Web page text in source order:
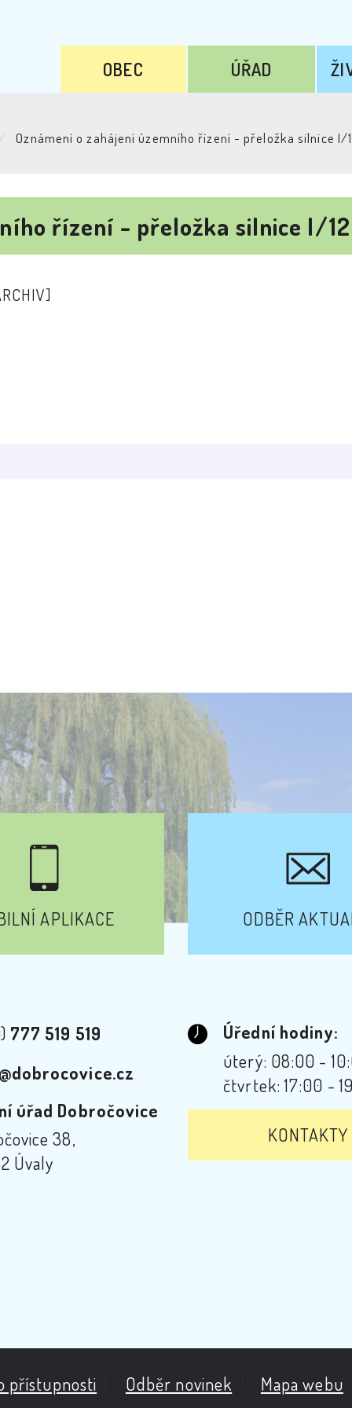
OBEC ÚŘAD
Oznámení o zahájení územního řízení - přeložka silnice I/
řízení - přeložka silnice I/
APLIKACE ODBĚR
777 519 519
úřad Dobročovice
38,
Úvaly
Úřední hodiny:
úterý: 08:00 -
čtvrtek: 17:00 -
KONTAKTY
přístupnosti Odběr novinek Mapa webu